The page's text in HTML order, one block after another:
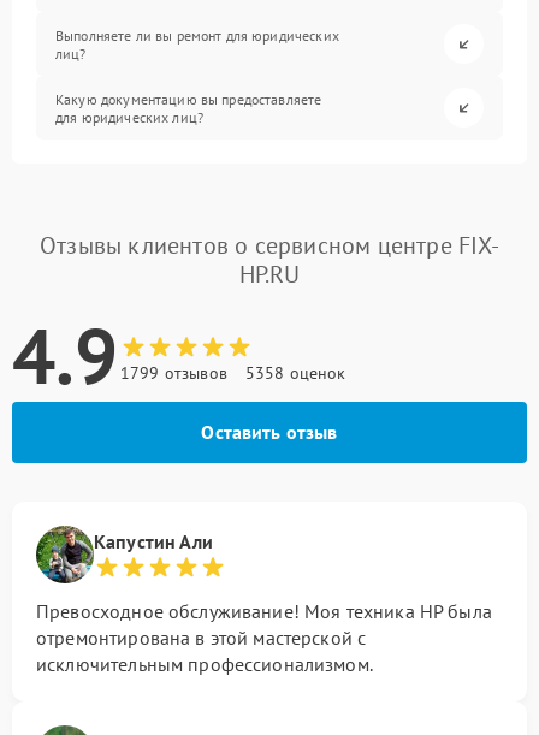
Выполняете ли вы ремонт для юридических
лиц?
Какую документацию вы предоставляете
для юридических лиц?
Отзывы клиентов о сервисном центре FIX-
HP.RU
4.9 1799 отзывов 5358 оценок
Оставить отзыв
Капустин Али
Превосходное обслуживание! Моя техника HP была
отремонтирована в этой мастерской с
исключительным профессионализмом.